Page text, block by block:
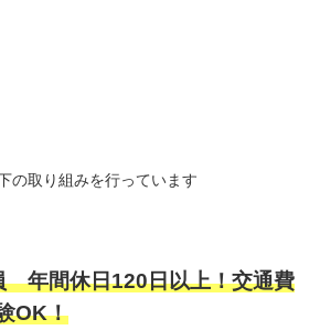
の取り組みを行っています
年間休日120日以上！交通費
OK！